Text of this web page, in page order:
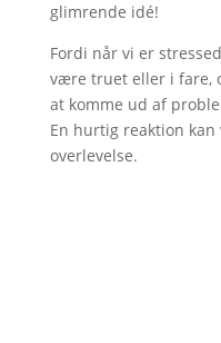
glimrende idé!
Fordi når vi er
være truet eller i fare,
at komme ud af
En hurtig reaktion
overlevelse.